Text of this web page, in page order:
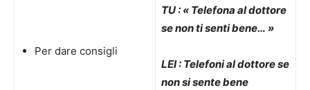
Per dare consigli
TU : « Telefona al dottore
se non ti senti bene… »
LEI : Telefoni al dottore se
non si sente bene